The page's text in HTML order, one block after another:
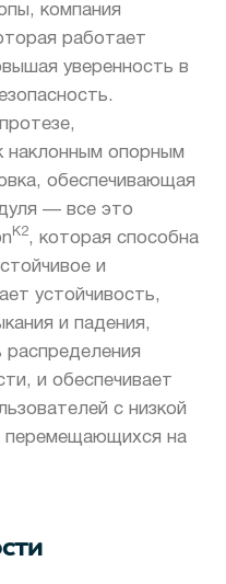
компания
работает
уверенность в
наклонным опорным
обеспечивающая
— все это
K2, которая способна
и
устойчивость,
и падения,
распределения
и обеспечивает
с низкой
перемещающихся на